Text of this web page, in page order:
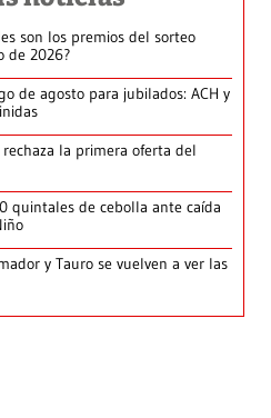
son los premios del sorteo
de 2026?
de agosto para jubilados: ACH y
la primera oferta del
quintales de cebolla ante caída
y Tauro se vuelven a ver las